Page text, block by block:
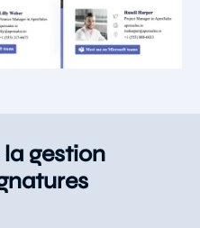
gestion